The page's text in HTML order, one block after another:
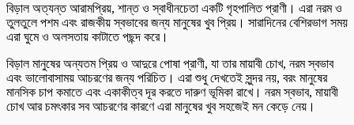
বিড়াল অত্যন্ত আরামপ্রিয়, শান্ত ও স্বাধীনচেতা একটি গৃহপালিত প্রাণী। এরা নরম ও
তুলতুলে পশম এবং রাজকীয় স্বভাবের জন্য মানুষের খুব প্রিয়। সারাদিনের বেশিরভাগ সময়
এরা ঘুমে ও অলসতায় কাটাতে পছন্দ করে।
বিড়াল মানুষের অন্যতম প্রিয় ও আদুরে পোষা প্রাণী, যা তার মায়াবী চোখ, নরম স্বভাব
এবং ভালোবাসাময় আচরণের জন্য পরিচিত। এরা শুধু দেখতেই সুন্দর নয়, বরং মানুষের
মানসিক চাপ কমাতে এবং একাকীত্ব দূর করতে দারুণ ভূমিকা রাখে। নরম স্বভাব, মায়াবী
চোখ আর চমৎকার সব আচরণের কারণে এরা মানুষের খুব সহজেই মন কেড়ে নেয়।